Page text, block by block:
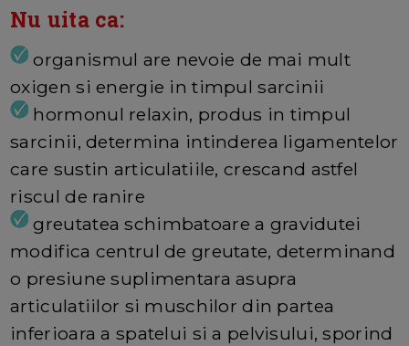
Nu uita ca:
organismul are nevoie de mai mult
oxigen si energie in timpul sarcinii
hormonul relaxin, produs in timpul
sarcinii, determina intinderea ligamentelor
care sustin articulatiile, crescand astfel
riscul de ranire
greutatea schimbatoare a gravidutei
modifica centrul de greutate, determinand
o presiune suplimentara asupra
articulatiilor si muschilor din partea
inferioara a spatelui si a pelvisului, sporind